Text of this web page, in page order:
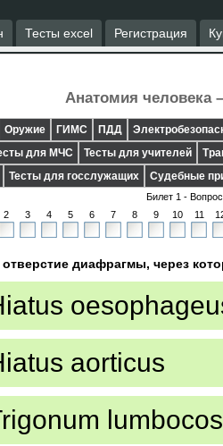
Тесты excel Регистрация
Анатомия человека
Оружие ГИМС ПДД
для МЧС Тесты для учителей
Тесты для госслужащих Судебные
Билет 1 - Вопрос
2 3 4 5 6 7 8 9 10 11
отверстие диафрагмы, через
aorticus